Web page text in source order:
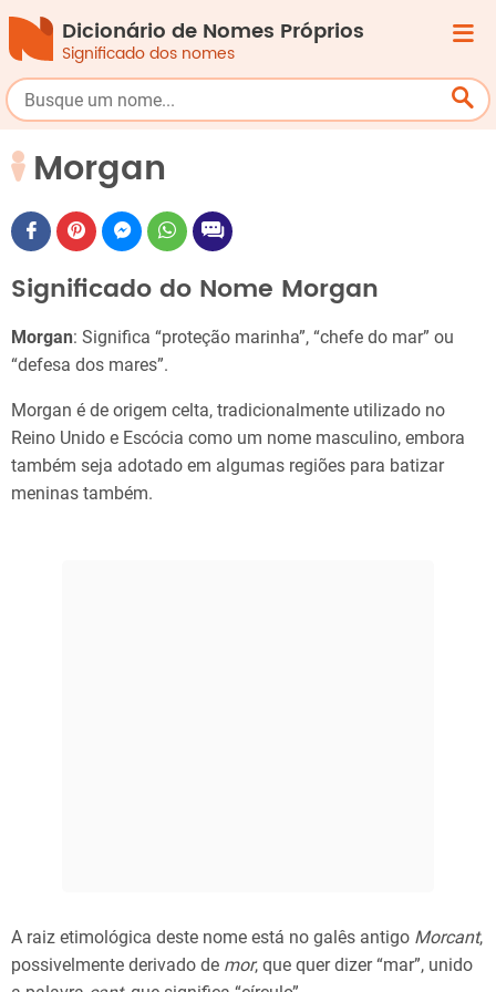
Dicionário de Nomes Próprios
Significado dos nomes
Morgan
Significado do Nome Morgan
Morgan: Significa “proteção marinha”, “chefe do mar” ou
“defesa dos mares”.
Morgan é de origem celta, tradicionalmente utilizado no
Reino Unido e Escócia como um nome masculino, embora
também seja adotado em algumas regiões para batizar
meninas também.
A raiz etimológica deste nome está no galês antigo Morcant,
possivelmente derivado de mor, que quer dizer “mar”, unido